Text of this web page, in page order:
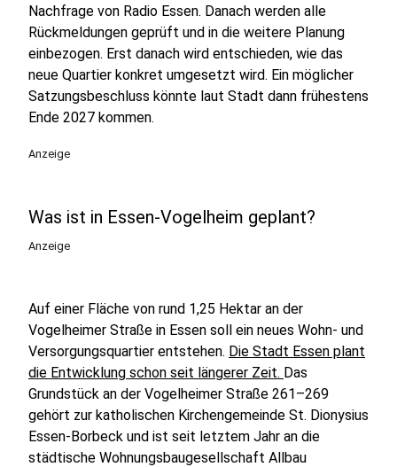
Nachfrage von Radio Essen. Danach werden alle
Rückmeldungen geprüft und in die weitere Planung
einbezogen. Erst danach wird entschieden, wie das
neue Quartier konkret umgesetzt wird. Ein möglicher
Satzungsbeschluss könnte laut Stadt dann frühestens
Ende 2027 kommen.
Anzeige
Was ist in Essen-Vogelheim geplant?
Anzeige
Auf einer Fläche von rund 1,25 Hektar an der
Vogelheimer Straße in Essen soll ein neues Wohn- und
Versorgungsquartier entstehen. Die Stadt Essen plant
die Entwicklung schon seit längerer Zeit. Das
Grundstück an der Vogelheimer Straße 261–269
gehört zur katholischen Kirchengemeinde St. Dionysius
Essen-Borbeck und ist seit letztem Jahr an die
städtische Wohnungsbaugesellschaft Allbau